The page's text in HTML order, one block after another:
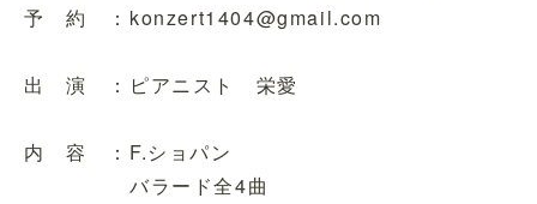
予 約 ：konzert1404@gmail.com
出 演 ：ピアニスト 栄愛
内 容 ：F.ショパン
バラード全4曲